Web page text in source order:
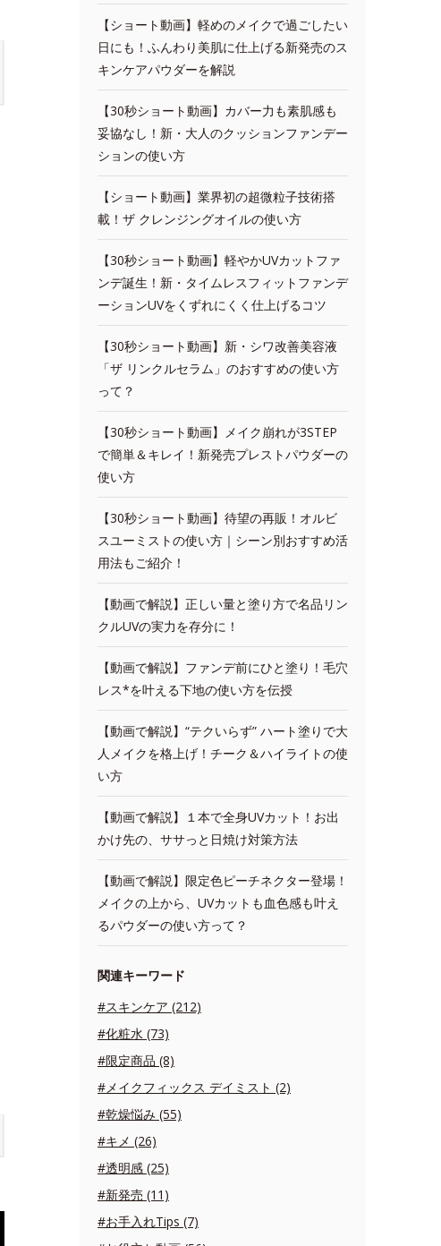
【ショート動画】軽めのメイクで過ごしたい
日にも！ふんわり美肌に仕上げる新発売のス
キンケアパウダーを解説
【30秒ショート動画】カバー力も素肌感も
妥協なし！新・大人のクッションファンデー
ションの使い方
【ショート動画】業界初の超微粒子技術搭
載！ザ クレンジングオイルの使い方
【30秒ショート動画】軽やかUVカットファ
ンデ誕生！新・タイムレスフィットファンデ
ーションUVをくずれにくく仕上げるコツ
【30秒ショート動画】新・シワ改善美容液
「ザ リンクルセラム」のおすすめの使い方
って？
【30秒ショート動画】メイク崩れが3STEP
で簡単＆キレイ！新発売プレストパウダーの
使い方
【30秒ショート動画】待望の再販！オルビ
スユーミストの使い方｜シーン別おすすめ活
用法もご紹介！
【動画で解説】正しい量と塗り方で名品リン
クルUVの実力を存分に！
【動画で解説】ファンデ前にひと塗り！毛穴
レス*を叶える下地の使い方を伝授
【動画で解説】“テクいらず” ハート塗りで大
人メイクを格上げ！チーク＆ハイライトの使
い方
【動画で解説】１本で全身UVカット！お出
かけ先の、ササっと日焼け対策方法
【動画で解説】限定色ピーチネクター登場！
メイクの上から、UVカットも血色感も叶え
るパウダーの使い方って？
関連キーワード
#スキンケア (212)
#化粧水 (73)
#限定商品 (8)
#メイクフィックス デイミスト (2)
#乾燥悩み (55)
#キメ (26)
#透明感 (25)
#新発売 (11)
#お手入れTips (7)